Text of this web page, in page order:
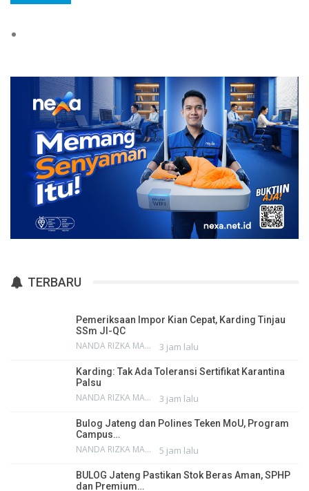
TERBARU
Pemeriksaan Impor Kian Cepat, Karding Tinjau
SSm JI-QC
NANDA RIZKA MAHENDRA 3 jam lalu
Karding: Tak Ada Toleransi Sertifikat Karantina
Palsu
NANDA RIZKA MAHENDRA 3 jam lalu
Bulog Jateng dan Polines Teken MoU, Program
Campus…
NANDA RIZKA MAHENDRA 5 jam lalu
BULOG Jateng Pastikan Stok Beras Aman, SPHP
dan Premium…